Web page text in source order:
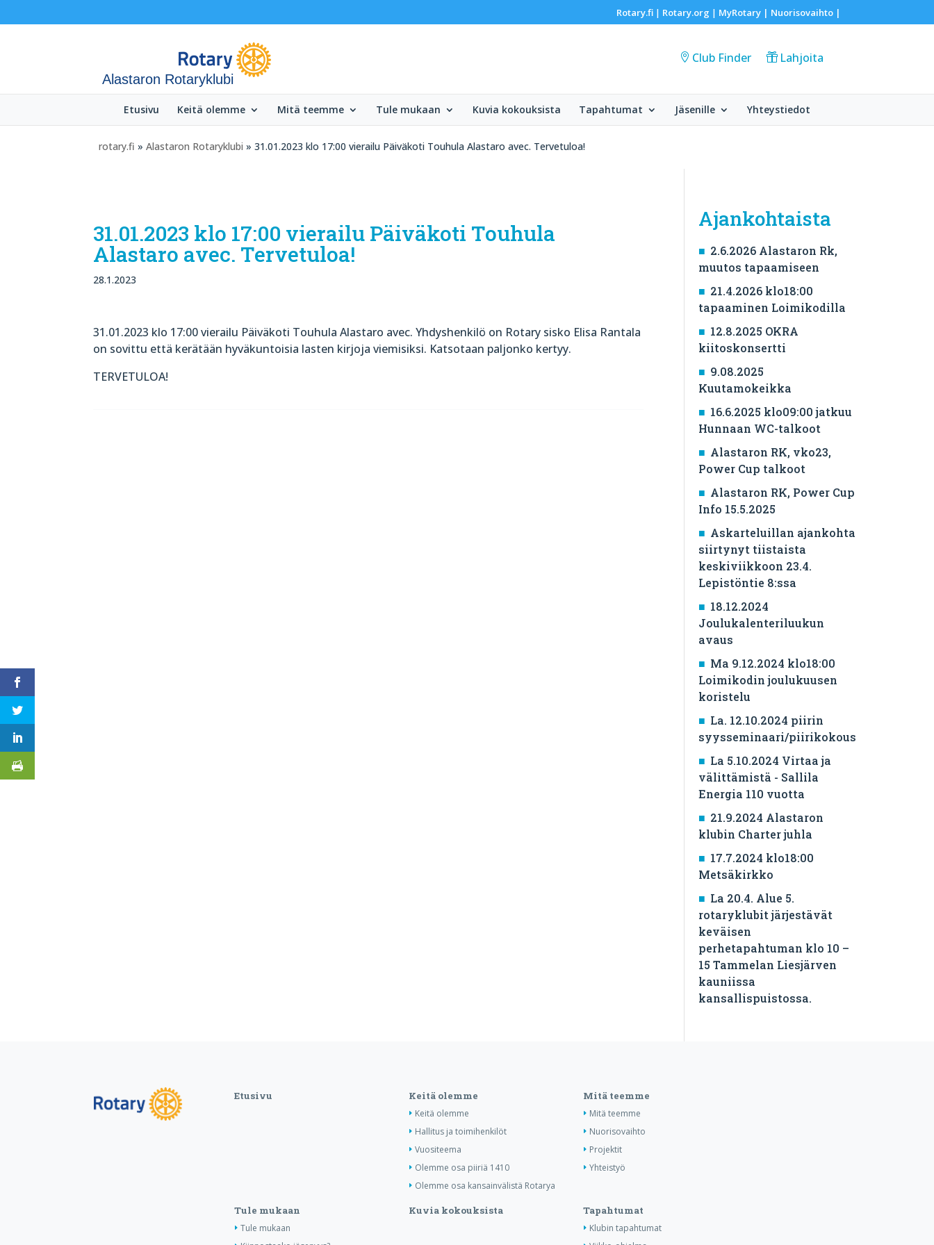
Rotary.fi| Rotary.org | MyRotary | Nuorisovaihto|
Alastaron Rotaryklubi
Club Finder Lahjoita
Etusivu Keitä olemme Mitä teemme Tule mukaan Kuvia kokouksista Tapahtumat Jäsenille Yhteystiedot
rotary.fi » Alastaron Rotaryklubi » 31.01.2023 klo 17:00 vierailu Päiväkoti Touhula Alastaro avec. Tervetuloa!
31.01.2023 klo 17:00 vierailu Päiväkoti Touhula
Alastaro avec. Tervetuloa!
28.1.2023
31.01.2023 klo 17:00 vierailu Päiväkoti Touhula Alastaro avec. Yhdyshenkilö on Rotary sisko Elisa Rantala
on sovittu että kerätään hyväkuntoisia lasten kirjoja viemisiksi. Katsotaan paljonko kertyy.
TERVETULOA!
Ajankohtaista
2.6.2026 Alastaron Rk,
muutos tapaamiseen
21.4.2026 klo18:00
tapaaminen Loimikodilla
12.8.2025 OKRA
kiitoskonsertti
9.08.2025
Kuutamokeikka
16.6.2025 klo09:00 jatkuu
Hunnaan WC-talkoot
Alastaron RK, vko23,
Power Cup talkoot
Alastaron RK, Power Cup
Info 15.5.2025
Askarteluillan ajankohta
siirtynyt tiistaista
keskiviikkoon 23.4.
Lepistöntie 8:ssa
18.12.2024
Joulukalenteriluukun
avaus
Ma 9.12.2024 klo18:00
Loimikodin joulukuusen
koristelu
La. 12.10.2024 piirin
syysseminaari/piirikokous
La 5.10.2024 Virtaa ja
välittämistä - Sallila
Energia 110 vuotta
21.9.2024 Alastaron
klubin Charter juhla
17.7.2024 klo18:00
Metsäkirkko
La 20.4. Alue 5.
rotaryklubit järjestävät
keväisen
perhetapahtuman klo 10 –
15 Tammelan Liesjärven
kauniissa
kansallispuistossa.
Etusivu Keitä olemme
Keitä olemme
Hallitus ja toimihenkilöt
Vuositeema
Olemme osa piiriä 1410
Olemme osa kansainvälistä Rotarya
Mitä teemme
Mitä teemme
Nuorisovaihto
Projektit
Yhteistyö
Tule mukaan
Tule mukaan
Kuvia kokouksista Tapahtumat
Klubin tapahtumat